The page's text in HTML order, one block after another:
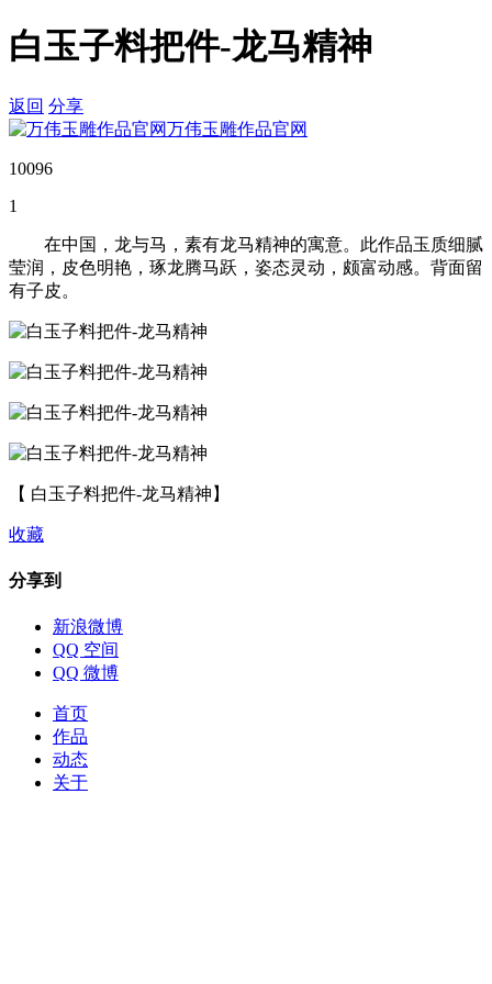
白玉子料把件-龙马精神
返回 分享
万伟玉雕作品官网
10096
1
在中国，龙与马，素有龙马精神的寓意。此作品玉质细腻
莹润，皮色明艳，琢龙腾马跃，姿态灵动，颇富动感。背面留
有子皮。
【 白玉子料把件-龙马精神】
收藏
分享到
新浪微博
QQ 空间
QQ 微博
首页
作品
动态
关于